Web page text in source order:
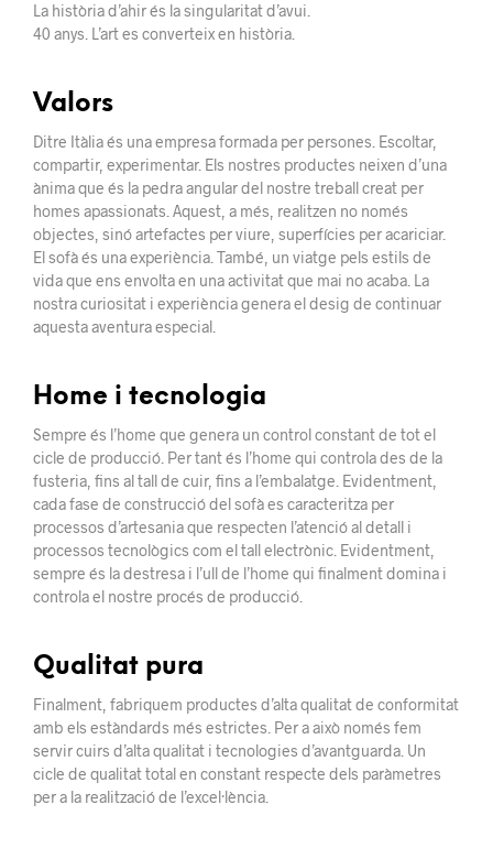
La història d’ahir és la singularitat d’avui.
40 anys. L’art es converteix en història.
Valors
Ditre Itàlia és una empresa formada per persones. Escoltar,
compartir, experimentar. Els nostres productes neixen d’una
ànima que és la pedra angular del nostre treball creat per
homes apassionats. Aquest, a més, realitzen no només
objectes, sinó artefactes per viure, superfícies per acariciar.
El sofà és una experiència. També, un viatge pels estils de
vida que ens envolta en una activitat que mai no acaba. La
nostra curiositat i experiència genera el desig de continuar
aquesta aventura especial.
Home i tecnologia
Sempre és l’home que genera un control constant de tot el
cicle de producció. Per tant és l’home qui controla des de la
fusteria, fins al tall de cuir, fins a l’embalatge. Evidentment,
cada fase de construcció del sofà es caracteritza per
processos d’artesania que respecten l’atenció al detall i
processos tecnològics com el tall electrònic. Evidentment,
sempre és la destresa i l’ull de l’home qui finalment domina i
controla el nostre procés de producció.
Qualitat pura
Finalment, fabriquem productes d’alta qualitat de conformitat
amb els estàndards més estrictes. Per a això només fem
servir cuirs d’alta qualitat i tecnologies d’avantguarda. Un
cicle de qualitat total en constant respecte dels paràmetres
per a la realització de l’excel·lència.